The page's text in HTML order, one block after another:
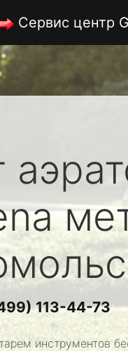
Сервис центр
113-44-73
инструментов